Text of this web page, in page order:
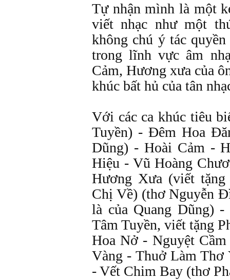
Tự nhận mình là một
viết nhạc như một
không chú ý tác
trong lĩnh vực âm
Cảm, Hương xưa của
khúc bất hủ của tân
Với các ca khúc tiêu
Tuyền) - Đêm Hoa
Dũng) - Hoài Cảm -
Hiệu - Vũ Hoàng
Hương Xưa (viết
Chị Về) (thơ Nguyễn
là của Quang Dũng)
Tâm Tuyền, viết tặng
Hoa Nở - Nguyệt
Vàng - Thuở Làm
- Vết Chim Bay (thơ